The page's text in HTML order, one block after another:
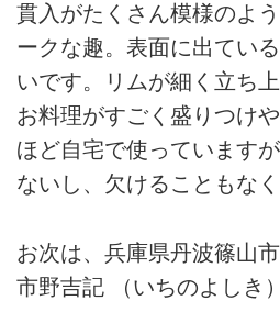
貫入がたくさん模様のよ
ークな趣。表面に出てい
いです。リムが細く立ち
お料理がすごく盛りつけ
ほど自宅で使っています
ないし、欠けることもなく
お次は、兵庫県丹波篠山
市野吉記 （いちのよしき